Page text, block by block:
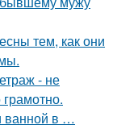
тем, как они
- не
ванной в …